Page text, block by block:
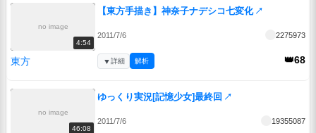
no image
4:54
【東方手描き】神奈子ナデシコ七変化 ↗
2011/7/6 2275973
東方 👑68
▼詳細 解析
no image
46:08
ゆっくり実況[記憶少女]最終回 ↗
2011/7/6 19355087